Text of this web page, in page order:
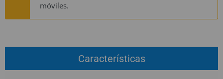
móviles.
Características